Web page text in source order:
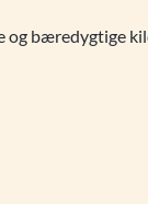
og bæredygtige